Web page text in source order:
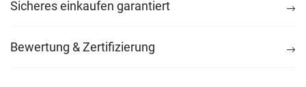
Sicheres einkaufen garantiert
Bewertung & Zertifizierung